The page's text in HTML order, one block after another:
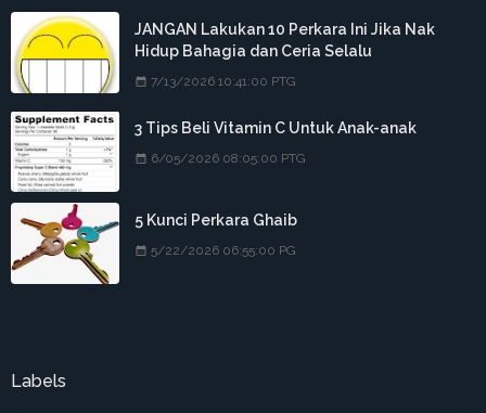
JANGAN Lakukan 10 Perkara Ini Jika Nak
Hidup Bahagia dan Ceria Selalu
7/13/2026 10:41:00 PTG
3 Tips Beli Vitamin C Untuk Anak-anak
6/05/2026 08:05:00 PTG
5 Kunci Perkara Ghaib
5/22/2026 06:55:00 PG
Labels